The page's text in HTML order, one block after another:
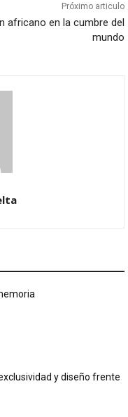
Próximo articulo
africano en la cumbre del
mundo
y diseño frente